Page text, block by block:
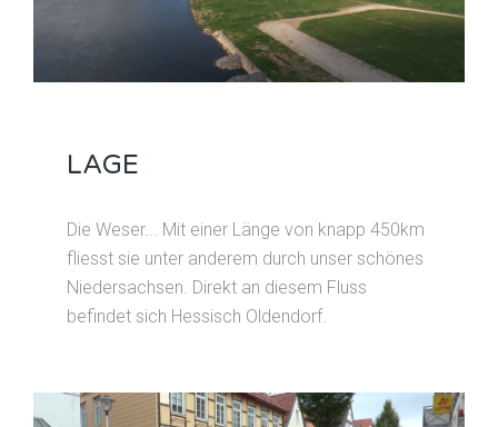
LAGE
Die Weser... Mit einer Länge von knapp 450km
fliesst sie unter anderem durch unser schönes
Niedersachsen. Direkt an diesem Fluss
befindet sich Hessisch Oldendorf.